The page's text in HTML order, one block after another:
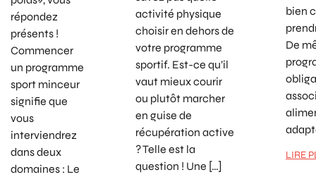
répondez
présents !
Commencer
un programme
sport minceur
signifie que
vous
interviendrez
dans deux
domaines : Le
activité physique
choisir en dehors de
votre programme
sportif. Est-ce qu’il
vaut mieux courir
ou plutôt marcher
en guise de
récupération active
? Telle est la
question ! Une […]
bien
De
LIRE